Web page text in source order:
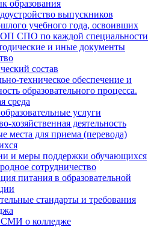
образования
выпускников
учебного года, освоивших
СПО по каждой специальности
и иные документы
состав
техническое обеспечение и
образовательного процесса.
среда
услуги
хозяйственная деятельность
места для приема (перевода)
и меры поддержки обучающихся
сотрудничество
питания в образовательной
стандарты и требования
о колледже